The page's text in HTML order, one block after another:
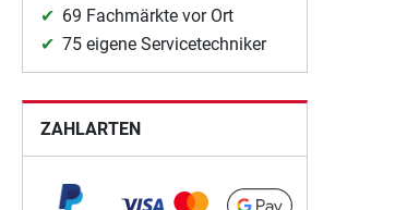
69 Fachmärkte vor Ort
75 eigene Servicetechniker
ZAHLARTEN